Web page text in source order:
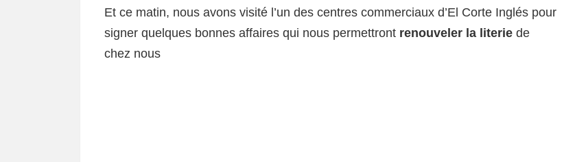
Et ce matin, nous avons visité l’un des centres commerciaux d’El Corte Inglés pour
signer quelques bonnes affaires qui nous permettront renouveler la literie de
chez nous